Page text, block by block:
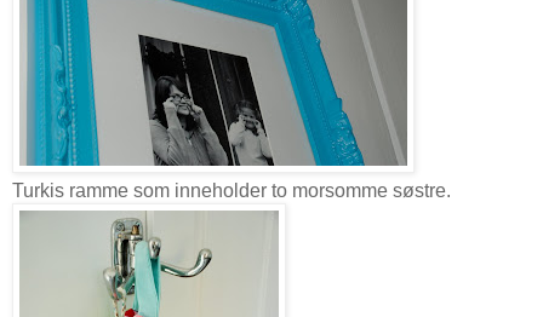
Turkis ramme som inneholder to morsomme søstre.